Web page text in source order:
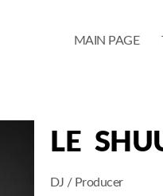
MAIN PAGE
LE
DJ / Producer